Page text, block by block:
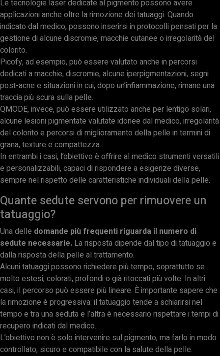
Le tecnologie laser dedicate al pigmento possono avere
applicazioni anche oltre la rimozione dei tatuaggi. Quando
indicato dal medico, possono inserirsi in protocolli pensati per la
gestione di alcune discromie, macchie cutanee o irregolarità del
colorito.
Picofy, ad esempio, può essere valutato anche in percorsi
dedicati a macchie, discromie, alcune iperpigmentazioni, segni
post-acne e situazioni in cui, dopo un’infiammazione, rimane una
traccia più scura sulla pelle.
QMODE, invece, può essere utilizzato anche per lentigo solari,
alcune lesioni pigmentate valutate idonee dal medico, irregolarità
del colorito e percorsi di miglioramento della pelle in termini di
grana, texture e compattezza.
In entrambi i casi, l’obiettivo è offrire al medico strumenti versatili
e personalizzabili, capaci di rispondere a esigenze diverse,
sempre nel rispetto delle caratteristiche individuali della pelle.
Quante sedute servono per rimuovere un
tatuaggio?
Una delle domande più frequenti riguarda il numero di
sedute necessarie. La risposta dipende dal tipo di tatuaggio e
dalla risposta della pelle al trattamento.
Alcuni tatuaggi possono richiedere più tempo, soprattutto se
molto estesi, colorati, profondi o già ritoccati più volte. In altri
casi, il percorso può essere più lineare. È importante sapere che
la rimozione è progressiva: il tatuaggio tende a schiarirsi nel
tempo e tra una seduta e l’altra è necessario rispettare i tempi di
recupero indicati dal medico.
L’obiettivo non è solo intervenire sul pigmento, ma farlo in modo
controllato, sicuro e compatibile con la salute della pelle.